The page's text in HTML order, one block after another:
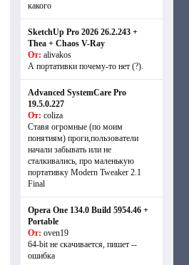
какого
SketchUp Pro 2026 26.2.243 +
Thea + Chaos V-Ray
От: alivakos
А портативки почему-то нет (?).
Advanced SystemCare Pro
19.5.0.227
От: coliza
Ставя огромные (по моим
понятиям) проги,пользователи
начали забывать или не
сталкивались, про маленькую
портативку Modern Tweaker 2.1
Final
Opera One 134.0 Build 5954.46 +
Portable
От: oven19
64-bit не скачивается, пишет --
ошибка